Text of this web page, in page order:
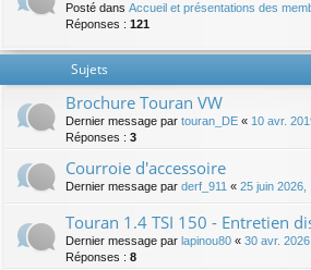
Posté dans Accueil et présentations des
Réponses : 121
Sujets
Brochure Touran VW
Dernier message par touran_DE « 10 avr.
Réponses : 3
Courroie d'accessoire
Dernier message par derf_911 « 25 juin 2026,
Touran 1.4 TSI 150 - Entretien
Dernier message par lapinou80 « 30 avr.
Réponses : 8